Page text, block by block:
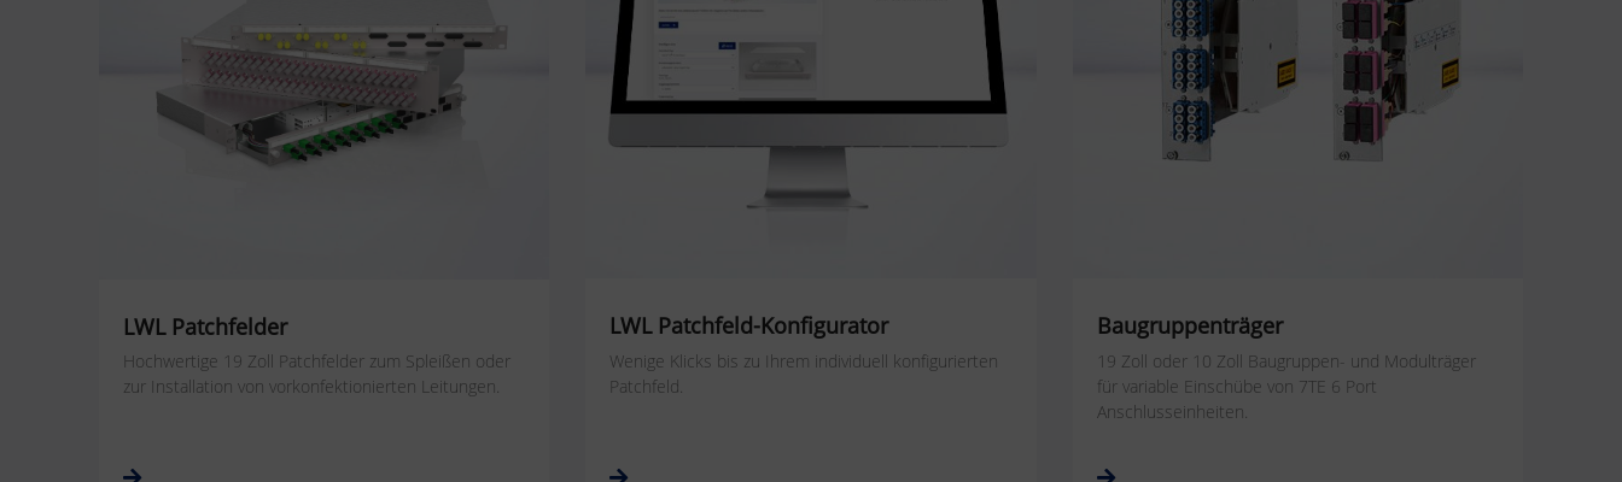
LWL Patchfelder
Hochwertige 19 Zoll Patchfelder zum Spleißen oder
zur Installation von vorkonfektionierten Leitungen.
LWL Patchfeld-Konfigurator
Wenige Klicks bis zu Ihrem individuell konfigurierten
Patchfeld.
Baugruppenträger
19 Zoll oder 10 Zoll Baugruppen- und Modulträger
für variable Einschübe von 7TE 6 Port
Anschlusseinheiten.